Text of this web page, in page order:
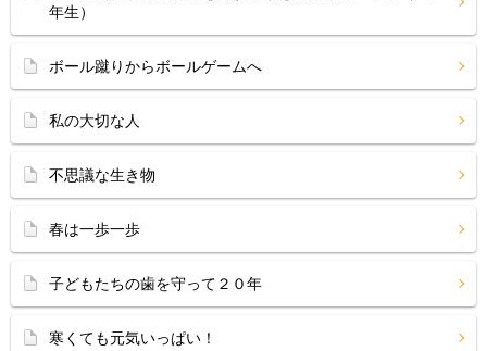
年生）
ボール蹴りからボールゲームへ
私の大切な人
不思議な生き物
春は一歩一歩
子どもたちの歯を守って２０年
寒くても元気いっぱい！